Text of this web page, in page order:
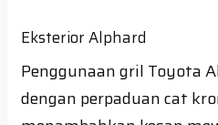
Eksterior Alphard
Penggunaan gril Toyota
dengan perpaduan cat